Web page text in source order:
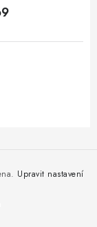
Upravit nastavení